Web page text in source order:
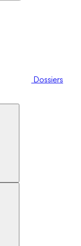
Dossiers